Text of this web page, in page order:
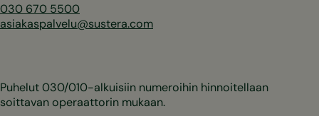
030 670 5500
asiakaspalvelu@sustera.com
Puhelut 030/010-alkuisiin numeroihin hinnoitellaan
soittavan operaattorin mukaan.